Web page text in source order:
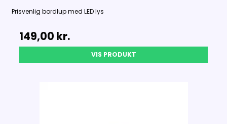
Prisvenlig bordlup med LED lys
149,00 kr.
VIS PRODUKT